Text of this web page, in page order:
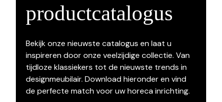
productcatalogus
Bekijk onze nieuwste catalogus en laat u
inspireren door onze veelzijdige collectie. Van
tijdloze klassiekers tot de nieuwste trends in
designmeubilair. Download hieronder en vind
de perfecte match voor uw horeca inrichting.